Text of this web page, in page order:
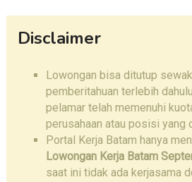
Disclaimer
Lowongan bisa ditutup
pemberitahuan terlebih
pelamar telah memenuhi
perusahaan atau posisi yang
Portal Kerja Batam hanya
Lowongan Kerja Batam
saat ini tidak ada kerjasama